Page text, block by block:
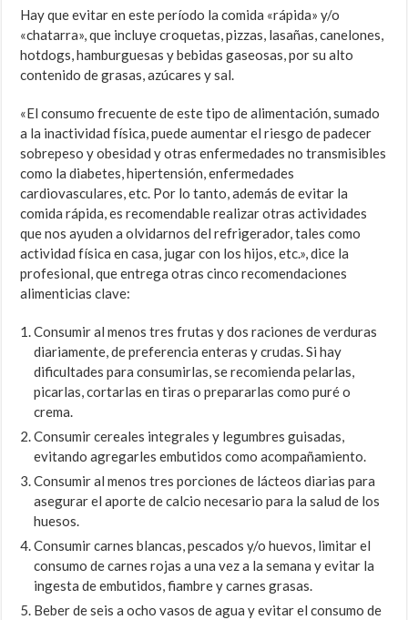
Hay que evitar en este período la comida «rápida» y/o
«chatarra», que incluye croquetas, pizzas, lasañas, canelones,
hotdogs, hamburguesas y bebidas gaseosas, por su alto
contenido de grasas, azúcares y sal.
«El consumo frecuente de este tipo de alimenta­ción, sumado
a la inactividad física, puede aumentar el riesgo de padecer
sobrepeso y obesidad y otras enfermedades no transmisibles
como la diabetes, hipertensión, enfermedades
cardiovasculares, etc. Por lo tanto, además de evitar la
comida rápida, es recomendable realizar otras actividades
que nos ayuden a olvidarnos del refrigerador, tales como
actividad física en casa, jugar con los hijos, etc.», dice la
profesional, que entrega otras cinco recomendaciones
alimenticias clave:
Consumir al menos tres frutas y dos raciones de verduras
diariamente, de preferencia enteras y crudas. Si hay
dificultades para consumir­las, se recomienda pelarlas,
picarlas, cortarlas en tiras o prepararlas como puré o
crema.
Consumir cereales integrales y legum­bres guisadas,
evitando agregarles embutidos como acompañamiento.
Consumir al menos tres porciones de lácteos diarias para
asegurar el aporte de calcio necesario para la salud de los
huesos.
Consumir carnes blancas, pescados y/o huevos, limitar el
consumo de carnes rojas a una vez a la semana y evitar la
ingesta de embutidos, fiambre y carnes grasas.
Beber de seis a ocho vasos de agua y evitar el consumo de